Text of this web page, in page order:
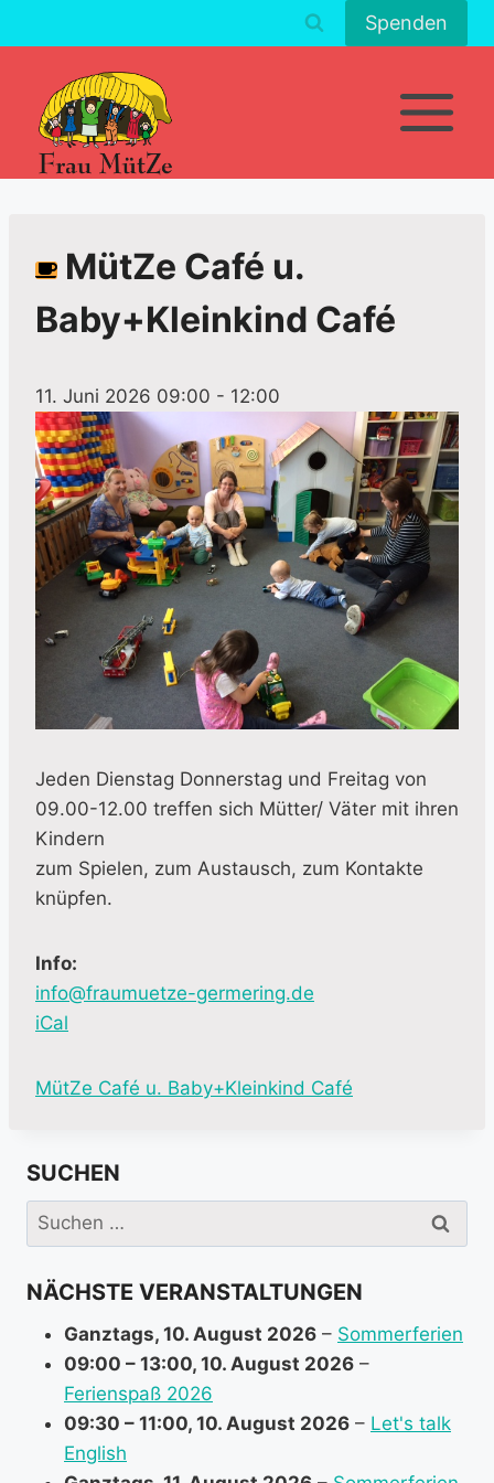
Inhalt
Spenden
MütZe Café u.
Baby+Kleinkind Café
11. Juni 2026 09:00 - 12:00
Jeden Dienstag Donnerstag und Freitag von
09.00-12.00 treffen sich Mütter/ Väter mit ihren
Kindern
zum Spielen, zum Austausch, zum Kontakte
knüpfen.
Info:
info@fraumuetze-germering.de
iCal
M
e
i
n
o
MütZe Café u. Baby+Kleinkind Café
SUCHEN
Suchen
nach:
NÄCHSTE VERANSTALTUNGEN
Ganztags, 10. August 2026 – Sommerferien
09:00 – 13:00, 10. August 2026 –
Ferienspaß 2026
09:30 – 11:00, 10. August 2026 – Let's talk
English